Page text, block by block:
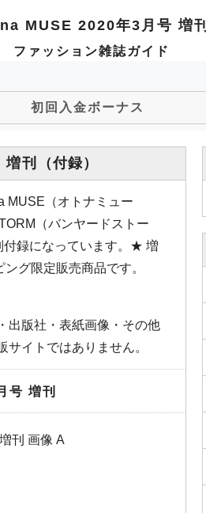
MUSE 2020年3月号 増刊
ファッション雑誌ガイド
初回入金ボーナス
刊 （付録）
MUSE（オトナミュー
（バンヤードストー
付録になっています。★ 増
グ限定販売商品です。
出版社・表紙画像・その他
イトではありません。
増刊